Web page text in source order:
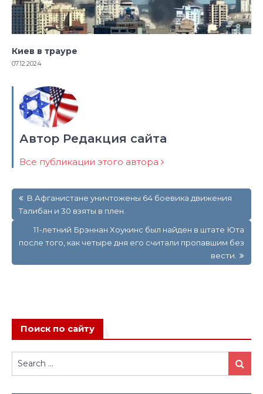
Киев в трауре
07.12.2024
Автор Редакция сайта
Все публикации этого автора
по
записям
В Афганистане уничтожены 64 боевика движения
Талибан и 30 взяты в плен.
11-летний Брэннан Хоукинс был найден в штате Юта
после того, как четыре дня его считали пропавшим без
вести.
Поиск по сайту
Search
for:
Search